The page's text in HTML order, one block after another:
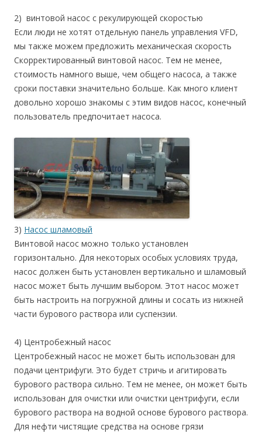
2) винтовой насос с рекулирующей скоростью
Если люди не хотят отдельную панель управления VFD,
мы также можем предложить механическая скорость
Скорректированный винтовой насос. Тем не менее,
стоимость намного выше, чем общего насоса, а также
сроки поставки значительно больше. Как много клиент
довольно хорошо знакомы с этим видов насос, конечный
пользователь предпочитает насоса.
3) Насос шламовый
Винтовой насос можно только установлен
горизонтально. Для некоторых особых условиях труда,
насос должен быть установлен вертикально и шламовый
насос может быть лучшим выбором. Этот насос может
быть настроить на погружной длины и сосать из нижней
части бурового раствора или суспензии.
4) Центробежный насос
Центробежный насос не может быть использован для
подачи центрифуги. Это будет стричь и агитировать
бурового раствора сильно. Тем не менее, он может быть
использован для очистки или очистки центрифуги, если
бурового раствора на водной основе бурового раствора.
Для нефти чистящие средства на основе грязи